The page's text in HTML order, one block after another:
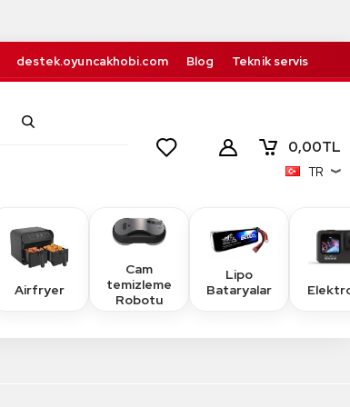
destek.oyuncakhobi.com Blog Teknik servis
0,00TL
TR
Airfryer
Cam
temizleme
Robotu
Lipo
Bataryalar